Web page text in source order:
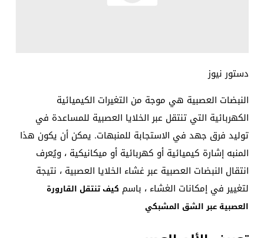
دستور نيوز
النبضات العصبية هي موجة من التغيرات الكيميائية
الكهربائية التي تنتقل عبر الخلايا العصبية للمساعدة في
توليد فرق جهد في الاستجابة للمنبهات. يمكن أن يكون هذا
المنبه إشارة كيميائية أو كهربائية أو ميكانيكية ، ويُعرف
انتقال النبضات العصبية عبر غشاء الخلايا العصبية ، نتيجة
لتغيير في إمكانات الغشاء ، باسم كيف تنتقل القارورة
العصبية عبر الشق المشبكي